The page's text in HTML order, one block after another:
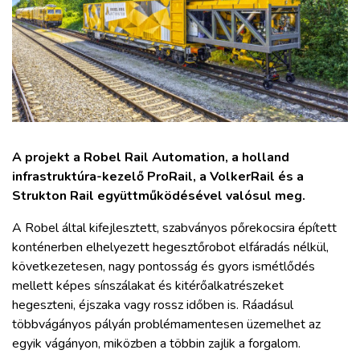
HAJÓZÁS
BLOG
ARCHÍVUM
WEBSHOP
BELÉPÉS
REGISZTRÁCIÓ
A projekt a Robel Rail Automation, a holland
infrastruktúra-kezelő ProRail, a VolkerRail és a
Strukton Rail együttműködésével valósul meg.
A Robel által kifejlesztett, szabványos pőrekocsira épített
konténerben elhelyezett hegesztőrobot elfáradás nélkül,
következetesen, nagy pontosság és gyors ismétlődés
mellett képes sínszálakat és kitérőalkatrészeket
hegeszteni, éjszaka vagy rossz időben is. Ráadásul
többvágányos pályán problémamentesen üzemelhet az
egyik vágányon, miközben a többin zajlik a forgalom.